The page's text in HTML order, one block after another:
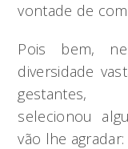
vontade de
Pois bem,
diversidade
selecionou
vão lhe agradar: